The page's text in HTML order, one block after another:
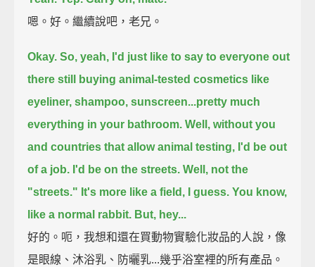
嗯。好。繼續說吧，老兄。
Okay. So, yeah, I'd just like to say to everyone out
there still buying animal-tested cosmetics like
eyeliner, shampoo, sunscreen...pretty much
everything in your bathroom. Well, without you
and countries that allow animal testing, I'd be out
of a job. I'd be on the streets. Well, not the
"streets." It's more like a field, I guess. You know,
like a normal rabbit. But, hey...
好的。呃，我想和還在買動物實驗化妝品的人說，像
是眼線、沐浴乳、防曬乳...幾乎浴室裡的所有產品。